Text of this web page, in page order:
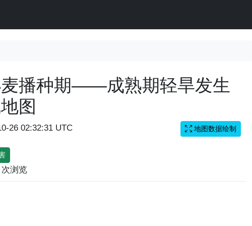
麦播种期——成熟期轻旱发生
图
26 02:32:31 UTC
次浏览
地图数据绘制